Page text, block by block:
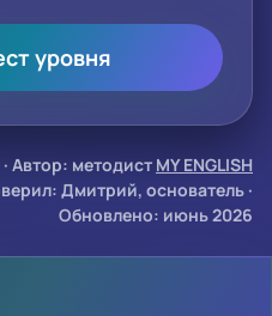
уровня
· Автор: методист MY ENGLISH
Дмитрий, основатель ·
Обновлено: июнь 2026